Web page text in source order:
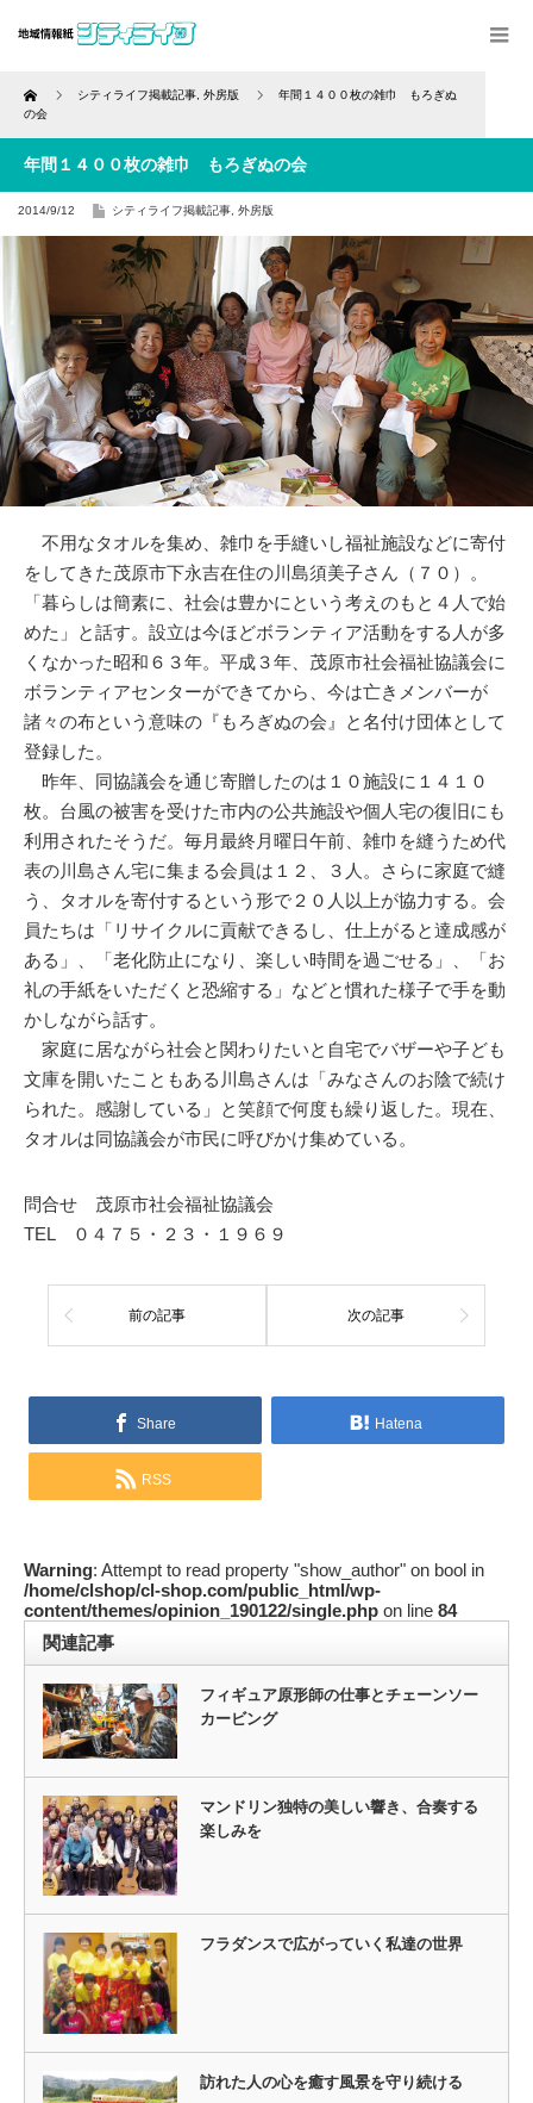
Home シティライフ掲載記事 外房版
年間１４００枚の雑巾 もろぎぬ
の会
年間１４００枚の雑巾 もろぎぬの会
2014/9/12 シティライフ掲載記事 外房版
不用なタオルを集め、雑巾を手縫いし福祉施設などに寄付
をしてきた茂原市下永吉在住の川島須美子さん（７０）。
「暮らしは簡素に、社会は豊かにという考えのもと４人で始
めた」と話す。設立は今ほどボランティア活動をする人が多
くなかった昭和６３年。平成３年、茂原市社会福祉協議会に
ボランティアセンターができてから、今は亡きメンバーが
諸々の布という意味の『もろぎぬの会』と名付け団体として
登録した。
昨年、同協議会を通じ寄贈したのは１０施設に１４１０
枚。台風の被害を受けた市内の公共施設や個人宅の復旧にも
利用されたそうだ。毎月最終月曜日午前、雑巾を縫うため代
表の川島さん宅に集まる会員は１２、３人。さらに家庭で縫
う、タオルを寄付するという形で２０人以上が協力する。会
員たちは「リサイクルに貢献できるし、仕上がると達成感が
ある」、「老化防止になり、楽しい時間を過ごせる」、「お
礼の手紙をいただくと恐縮する」などと慣れた様子で手を動
かしながら話す。
家庭に居ながら社会と関わりたいと自宅でバザーや子ども
文庫を開いたこともある川島さんは「みなさんのお陰で続け
られた。感謝している」と笑顔で何度も繰り返した。現在、
タオルは同協議会が市民に呼びかけ集めている。
問合せ 茂原市社会福祉協議会
TEL ０４７５・２３・１９６９
前の記事 次の記事
Share Hatena
RSS
Warning: Attempt to read property "show_author" on bool in
/home/clshop/cl-shop.com/public_html/wp-
content/themes/opinion_190122/single.php on line 84
関連記事
フィギュア原形師の仕事とチェーンソー
カービング
マンドリン独特の美しい響き、合奏する
楽しみを
フラダンスで広がっていく私達の世界
訪れた人の心を癒す風景を守り続ける